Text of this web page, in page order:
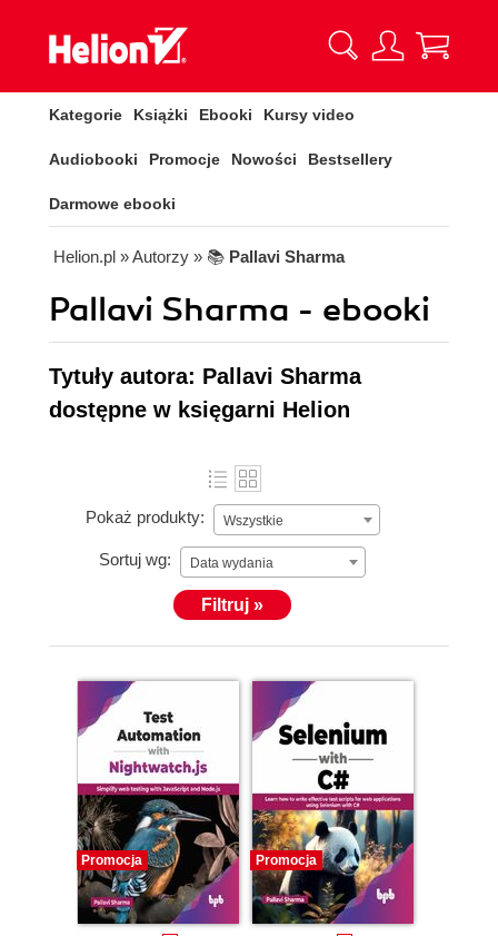
Kategorie Książki Ebooki Kursy video
Audiobooki Promocje Nowości Bestsellery
Darmowe ebooki
Helion.pl » Autorzy » 📚 Pallavi Sharma
Pallavi Sharma - ebooki
Tytuły autora: Pallavi Sharma
dostępne w księgarni Helion
Pokaż produkty: Wszystkie
Sortuj wg: Data wydania
Filtruj »
Promocja Promocja